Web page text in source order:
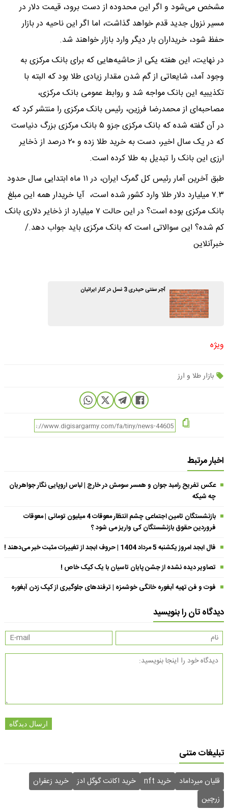
مشخص می‌شود و اگر این محدوده از دست برود، قیمت دلار در
مسیر نزول جدید قدم خواهد گذاشت، اما اگر این ناحیه در بازار
حفظ شود، خریداران بار دیگر وارد بازار خواهند شد.
در نهایت، این هفته یکی از حاشیه‌هایی که برای بانک مرکزی به
وجود آمد، شایعاتی از گم شدن مقدار زیادی طلا بود که البته با
تکذیبیه این بانک مواجه شد و روابط عمومی بانک مرکزی،
مصاحبه‌ای از محمدرضا فرزین، رئیس بانک مرکزی را منتشر کرد که
در آن گفته شده که بانک مرکزی جزو ۵ بانک مرکزی بزرگ دنیاست
که در یک سال اخیر، دست به خرید طلا زده و ۲۰ درصد از ذخایر
ارزی این بانک را تبدیل به طلا کرده است.
طبق آخرین آمار رئیس کل گمرک ایران، در ۱۱ ماه ابتدایی سال حدود
۷.۳ میلیارد دلار طلا وارد کشور شده است، آیا خریدار همه این مبلغ
بانک مرکزی بوده است؟ در این حالت ۷ میلیارد از ذخایر دلاری بانک
کم شده؟ این سوالاتی است که بانک مرکزی باید جواب دهد./
خبرآنلاین
آجر سنتی حیدری 3 نسل در کنار ایرانیان
ویژه
بازار طلا و ارز
اخبار مرتبط
عکس تفریح رامبد جوان و همسر سومش در خارج | لباس اروپایی نگار جواهریان
چه شیکه
بازنشستگان تامین اجتماعی چشم انتظار معوقات 4 میلیون تومانی | معوقات
فروردین حقوق بازنشستگان کی واریز می شود ؟
فال ابجد امروز یکشنبه 5 مرداد 1404 | حروف ابجد از تغییرات مثبت خبر می‌دهند !
تصاویر دیده نشده از جشن پایان تاسیان با یک کیک خاص !
فوت و فن تهیه آبغوره خانگی خوشمزه | ترفندهای جلوگیری از کپک زدن آبغوره
دیدگاه تان را بنویسید
ارسال دیدگاه
تبلیغات متنی
قلیان میرداماد خرید nft خرید اکانت گوگل ادز
خرید زعفران
زرچین